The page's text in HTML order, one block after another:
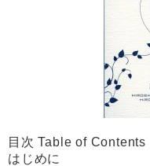
目次 Table of Contents
はじめに